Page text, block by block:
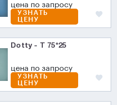
цена по запросу
УЗНАТЬ
ЦЕНУ
Dotty - T 75*25
цена по запросу
УЗНАТЬ
ЦЕНУ